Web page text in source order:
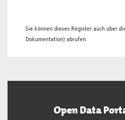
Sie können dieses Register auch über
Dokumentation) abrufen.
Open Data